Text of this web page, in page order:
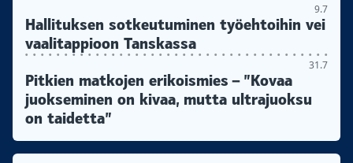
9.7
Hallituksen sotkeutuminen työehtoihin vei
vaalitappioon Tanskassa
31.7
Pitkien matkojen erikoismies – ”Kovaa
juokseminen on kivaa, mutta ultrajuoksu
on taidetta”